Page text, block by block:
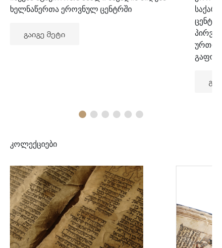
ხელნაწერთა ეროვნულ ცენტრში
გაიგე მეტი
კოლექციები